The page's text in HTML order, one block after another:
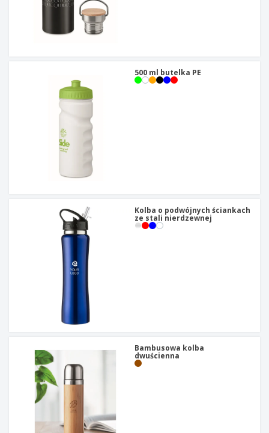
500 ml butelka PE
Kolba o podwójnych ściankach
ze stali nierdzewnej
Bambusowa kolba
dwuścienna